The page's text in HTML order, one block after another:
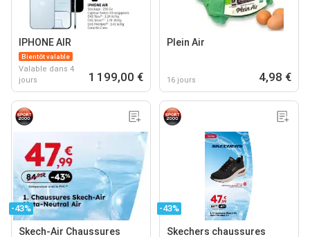
IPHONE AIR
Bientôt valable
Valable dans 4
jours
1 199,00 €
Plein Air
16 jours 4,98 €
-43%
Skech-Air Chaussures
-43%
Skechers chaussures